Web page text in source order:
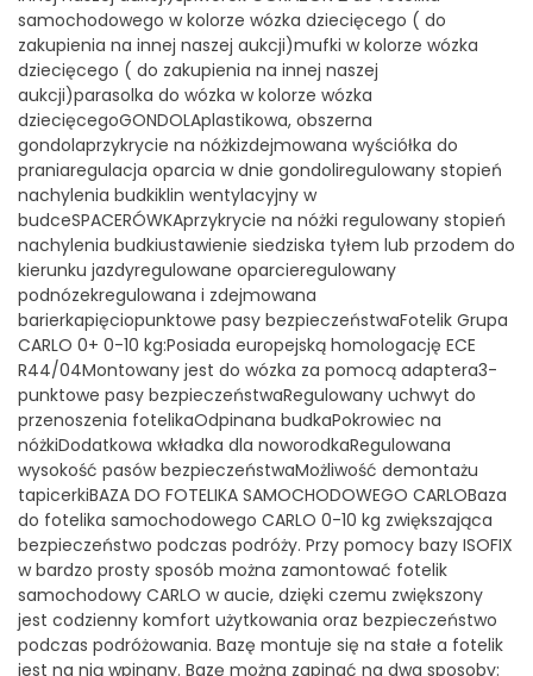
samochodowego w kolorze wózka dziecięcego ( do
zakupienia na innej naszej aukcji)mufki w kolorze wózka
dziecięcego ( do zakupienia na innej naszej
aukcji)parasolka do wózka w kolorze wózka
dziecięcegoGONDOLAplastikowa, obszerna
gondolaprzykrycie na nóżkizdejmowana wyściółka do
praniaregulacja oparcia w dnie gondoliregulowany stopień
nachylenia budkiklin wentylacyjny w
budceSPACERÓWKAprzykrycie na nóżki regulowany stopień
nachylenia budkiustawienie siedziska tyłem lub przodem do
kierunku jazdyregulowane oparcieregulowany
podnózekregulowana i zdejmowana
barierkapięciopunktowe pasy bezpieczeństwaFotelik Grupa
CARLO 0+ 0-10 kg:Posiada europejską homologację ECE
R44/04Montowany jest do wózka za pomocą adaptera3-
punktowe pasy bezpieczeństwaRegulowany uchwyt do
przenoszenia fotelikaOdpinana budkaPokrowiec na
nóżkiDodatkowa wkładka dla noworodkaRegulowana
wysokość pasów bezpieczeństwaMożliwość demontażu
tapicerkiBAZA DO FOTELIKA SAMOCHODOWEGO CARLOBaza
do fotelika samochodowego CARLO 0-10 kg zwiększająca
bezpieczeństwo podczas podróży. Przy pomocy bazy ISOFIX
w bardzo prosty sposób można zamontować fotelik
samochodowy CARLO w aucie, dzięki czemu zwiększony
jest codzienny komfort użytkowania oraz bezpieczeństwo
podczas podróżowania. Bazę montuje się na stałe a fotelik
jest na nią wpinany. Bazę można zapinać na dwa sposoby: